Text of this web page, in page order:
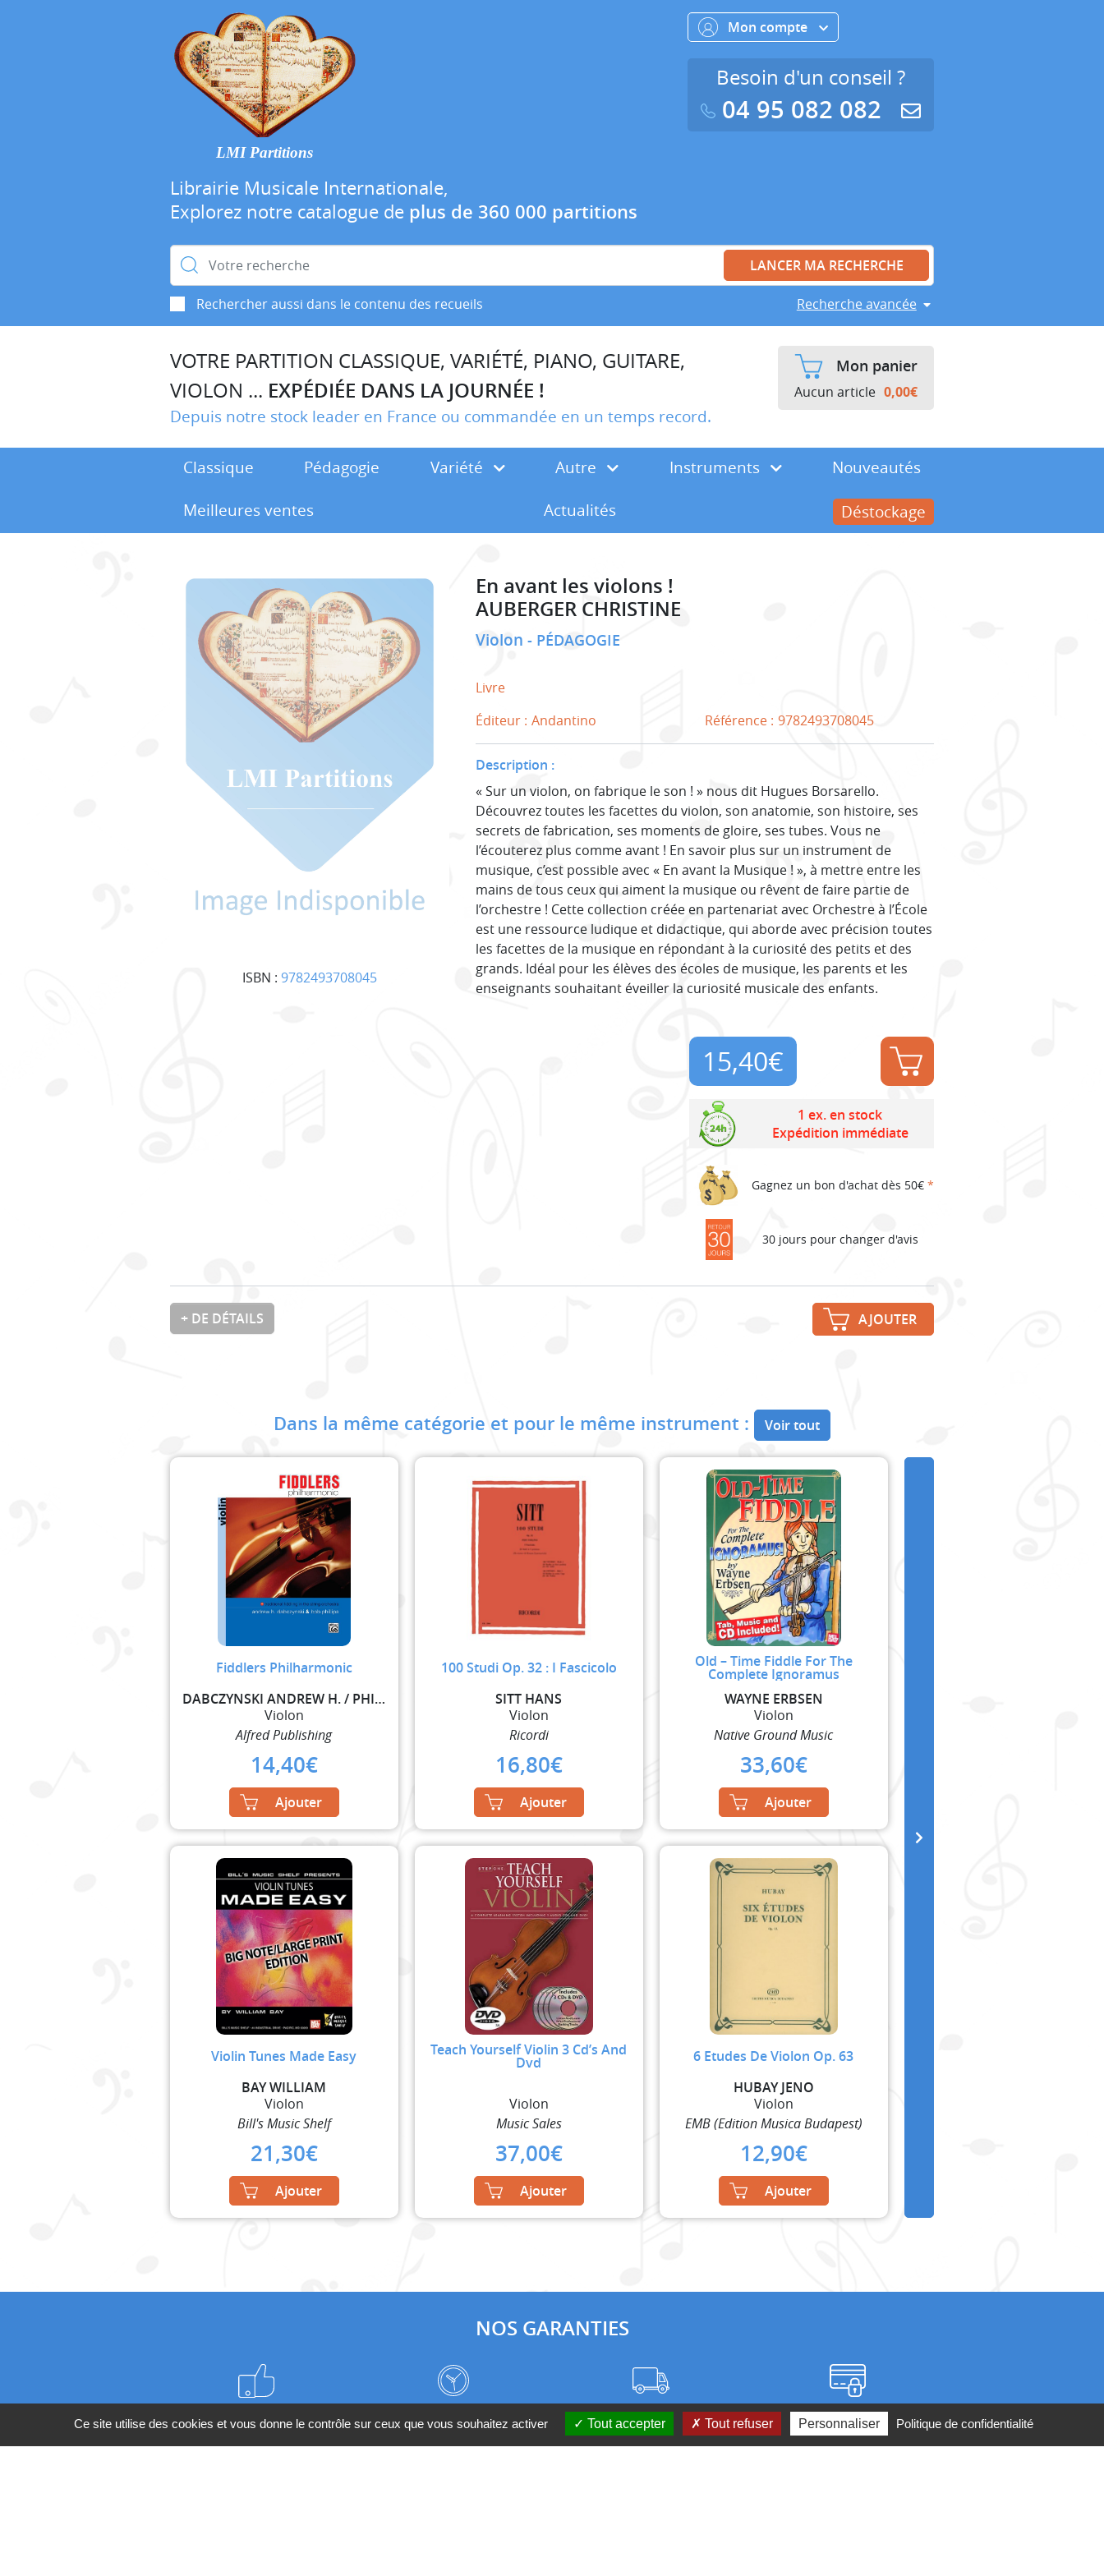
LMI Partitions
Librairie Musicale Internationale,
Explorez notre catalogue de plus de 360 000 partitions
Rechercher :
Rechercher aussi dans le contenu des recueils Recherche avancée
Mon compte
Besoin d'un conseil ?
04 95 082 082
VOTRE PARTITION CLASSIQUE, VARIÉTÉ, PIANO, GUITARE,
VIOLON ... EXPÉDIÉE DANS LA JOURNÉE !
Depuis notre stock leader en France ou commandée en un temps record.
Mon panier
Aucun article 0,00€
Classique Pédagogie Variété Autre Instruments
Nouveautés
Meilleures ventes
Actualités Déstockage
ISBN : 9782493708045
En avant les violons !
AUBERGER CHRISTINE
Violon PÉDAGOGIE
Livre
Éditeur : Andantino Référence : 9782493708045
Description :
« Sur un violon, on fabrique le son ! » nous dit Hugues Borsarello.
Découvrez toutes les facettes du violon, son anatomie, son histoire, ses
secrets de fabrication, ses moments de gloire, ses tubes. Vous ne
l’écouterez plus comme avant ! En savoir plus sur un instrument de
musique, c’est possible avec « En avant la Musique ! », à mettre entre les
mains de tous ceux qui aiment la musique ou rêvent de faire partie de
l’orchestre ! Cette collection créée en partenariat avec Orchestre à l’École
est une ressource ludique et didactique, qui aborde avec précision toutes
les facettes de la musique en répondant à la curiosité des petits et des
grands. Idéal pour les élèves des écoles de musique, les parents et les
enseignants souhaitant éveiller la curiosité musicale des enfants.
15,40€
1 ex. en stock
Expédition immédiate
Gagnez un bon d'achat dès 50€ *
30 jours pour changer d'avis
+ DE DÉTAILS AJOUTER
Dans la même catégorie et pour le même instrument : Voir tout
Fiddlers Philharmonic
DABCZYNSKI ANDREW H. / PHILLIPS BOB
Violon
Alfred Publishing
14,40€
Ajouter
100 Studi Op. 32 : I Fascicolo
SITT HANS
Violon
Ricordi
16,80€
Ajouter
Old – Time Fiddle For The
Complete Ignoramus
WAYNE ERBSEN
Violon
Native Ground Music
33,60€
Ajouter
Violin Tunes Made Easy
BAY WILLIAM
Violon
Bill's Music Shelf
21,30€
Ajouter
Teach Yourself Violin 3 Cd’s And
Dvd
Violon
Music Sales
37,00€
Ajouter
6 Etudes De Violon Op. 63
HUBAY JENO
Violon
EMB (Edition Musica Budapest)
12,90€
Ajouter
NOS GARANTIES
Meilleurs prix du web Frais de port à prix coûtant Paiement sécurisé
Ce site utilise des cookies et vous donne le contrôle sur ceux que vous souhaitez activer Tout accepter Tout refuser Personnaliser Politique de confidentialité